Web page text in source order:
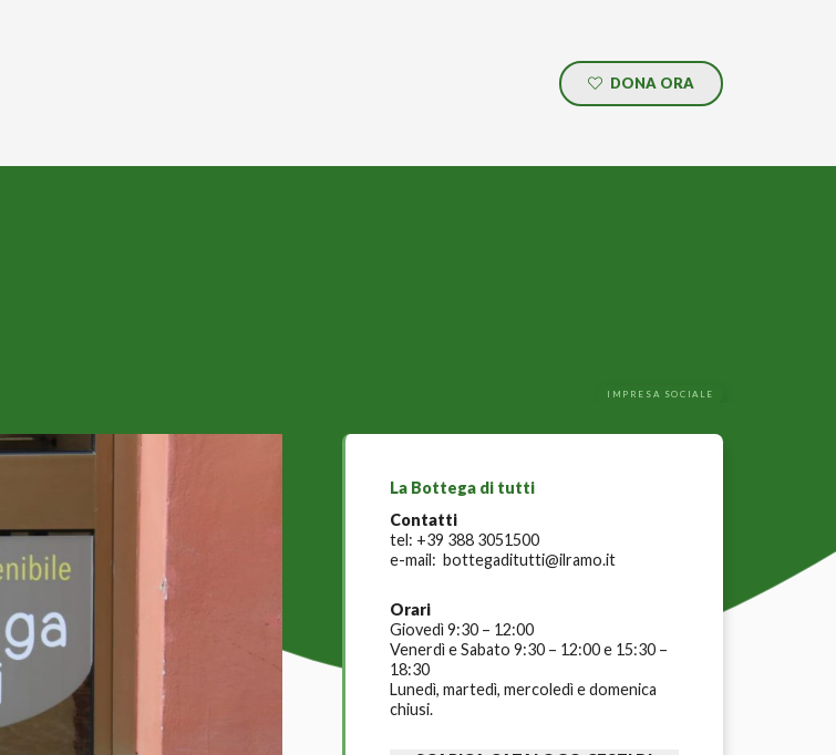
DONA ORA
IMPRESA SOCIALE
La Bottega di tutti
Contatti
tel: +39 388 3051500
e-mail: bottegaditutti@ilramo.it
Orari
Giovedì 9:30 – 12:00
Venerdì e Sabato 9:30 – 12:00 e 15:30 –
18:30
Lunedì, martedì, mercoledì e domenica
chiusi.